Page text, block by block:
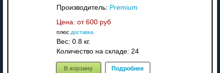
Производитель: Premium
Цена: от 600 руб
плюс доставка
Вес: 0.8 кг.
Количество на складе: 24
В корзину Подробнее